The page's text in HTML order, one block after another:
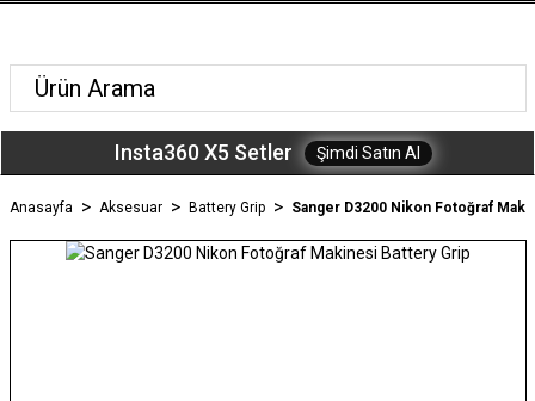
Insta360 X5 Setler Şimdi Satın Al
Anasayfa Aksesuar Battery Grip Sanger D3200 Nikon Fotoğraf